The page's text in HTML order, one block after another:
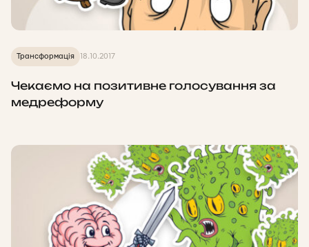
Трансформація 18.10.2017
Чекаємо на позитивне голосування за
медреформу